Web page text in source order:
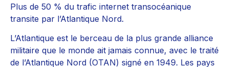
Plus de 50 % du trafic internet transocéanique
transite par l’Atlantique Nord.
L’Atlantique est le berceau de la plus grande alliance
militaire que le monde ait jamais connue, avec le traité
de l’Atlantique Nord (OTAN) signé en 1949. Les pays